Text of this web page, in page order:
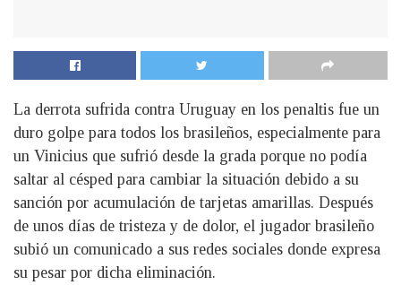
La derrota sufrida contra Uruguay en los penaltis fue un
duro golpe para todos los brasileños, especialmente para
un Vinicius que sufrió desde la grada porque no podía
saltar al césped para cambiar la situación debido a su
sanción por acumulación de tarjetas amarillas. Después
de unos días de tristeza y de dolor, el jugador brasileño
subió un comunicado a sus redes sociales donde expresa
su pesar por dicha eliminación.